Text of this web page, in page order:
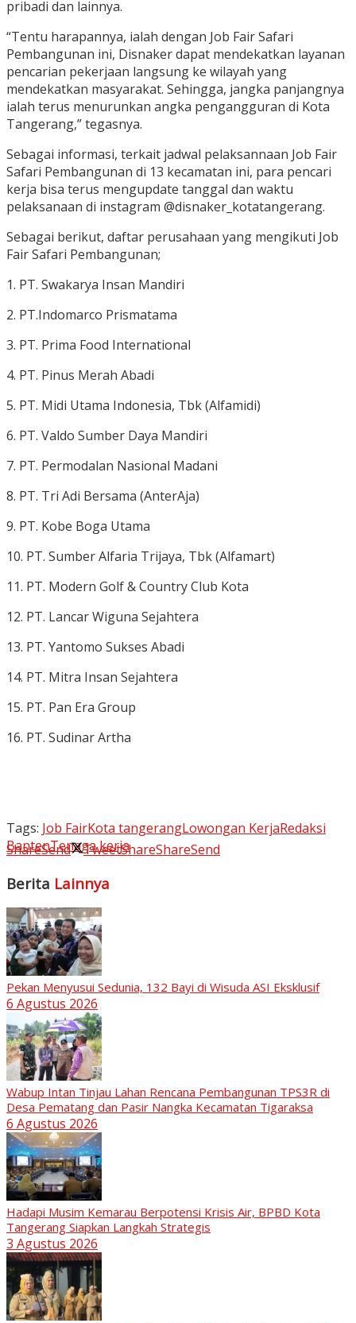
pribadi dan lainnya.
“Tentu harapannya, ialah dengan Job Fair Safari
Pembangunan ini, Disnaker dapat mendekatkan layanan
pencarian pekerjaan langsung ke wilayah yang
mendekatkan masyarakat. Sehingga, jangka panjangnya
ialah terus menurunkan angka pengangguran di Kota
Tangerang,” tegasnya.
Sebagai informasi, terkait jadwal pelaksannaan Job Fair
Safari Pembangunan di 13 kecamatan ini, para pencari
kerja bisa terus mengupdate tanggal dan waktu
pelaksanaan di instagram @disnaker_kotatangerang.
Sebagai berikut, daftar perusahaan yang mengikuti Job
Fair Safari Pembangunan;
1. PT. Swakarya Insan Mandiri
2. PT.Indomarco Prismatama
3. PT. Prima Food International
4. PT. Pinus Merah Abadi
5. PT. Midi Utama Indonesia, Tbk (Alfamidi)
6. PT. Valdo Sumber Daya Mandiri
7. PT. Permodalan Nasional Madani
8. PT. Tri Adi Bersama (AnterAja)
9. PT. Kobe Boga Utama
10. PT. Sumber Alfaria Trijaya, Tbk (Alfamart)
11. PT. Modern Golf & Country Club Kota
12. PT. Lancar Wiguna Sejahtera
13. PT. Yantomo Sukses Abadi
14. PT. Mitra Insan Sejahtera
15. PT. Pan Era Group
16. PT. Sudinar Artha
Tags: Job FairKota tangerangLowongan KerjaRedaksi
BantenTenaga kerja
ShareSend TweetShareShareSend
Berita Lainnya
Pekan Menyusui Sedunia, 132 Bayi di Wisuda ASI Eksklusif
6 Agustus 2026
Wabup Intan Tinjau Lahan Rencana Pembangunan TPS3R di
Desa Pematang dan Pasir Nangka Kecamatan Tigaraksa
6 Agustus 2026
Hadapi Musim Kemarau Berpotensi Krisis Air, BPBD Kota
Tangerang Siapkan Langkah Strategis
3 Agustus 2026